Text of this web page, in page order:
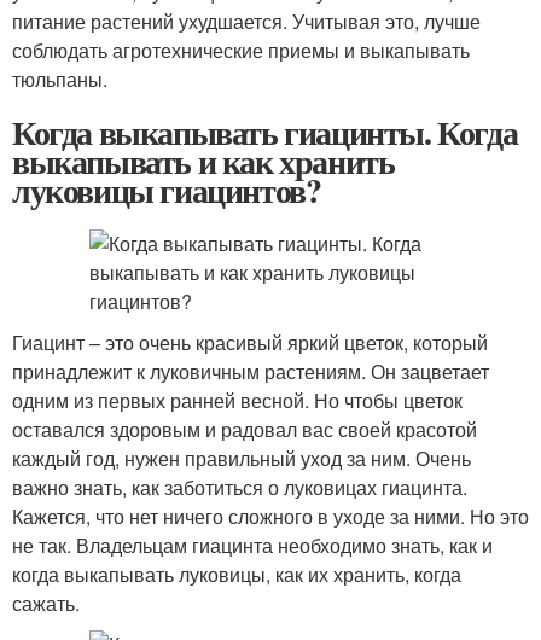
питание растений ухудшается. Учитывая это, лучше
соблюдать агротехнические приемы и выкапывать
тюльпаны.
Когда выкапывать гиацинты. Когда
выкапывать и как хранить
луковицы гиацинтов?
Гиацинт – это очень красивый яркий цветок, который
принадлежит к луковичным растениям. Он зацветает
одним из первых ранней весной. Но чтобы цветок
оставался здоровым и радовал вас своей красотой
каждый год, нужен правильный уход за ним. Очень
важно знать, как заботиться о луковицах гиацинта.
Кажется, что нет ничего сложного в уходе за ними. Но это
не так. Владельцам гиацинта необходимо знать, как и
когда выкапывать луковицы, как их хранить, когда
сажать.